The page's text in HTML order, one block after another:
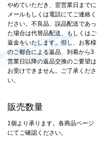
やめていただき、翌営業日までに
メールもしくは電話にてご連絡く
ださい。不良品、誤品配送であっ
た場合は代替品配送、もしくはご
返金をいたします。但し、お客様
のご都合による返品、到着から3
営業日以降の返品交換のご要望は
お受けできません。ご了承くださ
い。
販売数量
1個より承ります。各商品ページ
にてご確認ください。